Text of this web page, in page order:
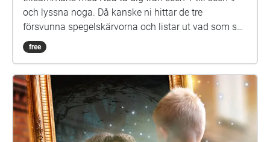
Parainen
Kan du hjälpa Noa att hitta Abla och få ut henne ur
den magiska spegeln? För att göra det måste du
tillsammans med Noa ta dig från scen 1 till scen 9
och lyssna noga. Då kanske ni hittar de tre
försvunna spegelskärvorna och listar ut vad som ska
göras med dem. Det kan hända att fler försvunna
barn dyker upp i skärvorna. På skolgården kommer
du kanske också att möta Elna, som har gått i den
free